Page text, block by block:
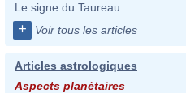
Le signe du Taureau
+ Voir tous les articles
Articles astrologiques
Aspects planétaires